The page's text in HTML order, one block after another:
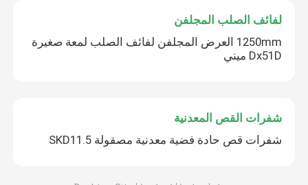
لفائف الصلب المجلفن
1250mm العرض المجلفن لفائف الصلب لمعة صغيرة
Dx51D ميني
شفرات القص المعدنية
شفرات قص حادة فضية معدنية مصقولة SKD11.5